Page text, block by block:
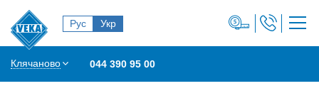
Рус Укр
Клячаново 044 390 95 00